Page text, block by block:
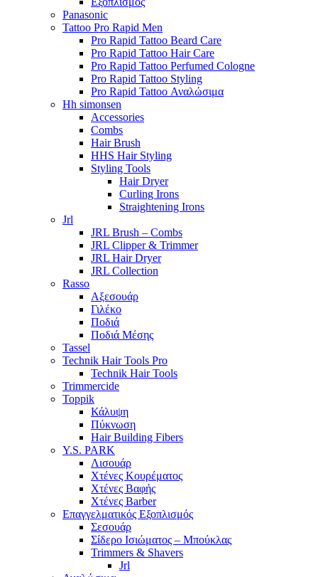
Panasonic
Tattoo Pro Rapid Men
Pro Rapid Tattoo Beard Care
Pro Rapid Tattoo Hair Care
Pro Rapid Tattoo Perfumed Cologne
Pro Rapid Tattoo Styling
Pro Rapid Tattoo Αναλώσιμα
Hh simonsen
Accessories
Combs
Hair Brush
HHS Hair Styling
Styling Tools
Hair Dryer
Curling Irons
Straightening Irons
Jrl
JRL Brush – Combs
JRL Clipper & Trimmer
JRL Hair Dryer
JRL Collection
Rasso
Αξεσουάρ
Γιλέκο
Ποδιά
Ποδιά Μέσης
Tassel
Technik Hair Tools Pro
Technik Hair Tools
Trimmercide
Toppik
Κάλυψη
Πύκνωση
Hair Building Fibers
Y.S. PARK
Λισουάρ
Χτένες Κουρέματος
Χτένες Βαφής
Χτένες Barber
Επαγγελματικός Εξοπλισμός
Σεσουάρ
Σίδερο Ισιώματος – Μπούκλας
Trimmers & Shavers
Jrl